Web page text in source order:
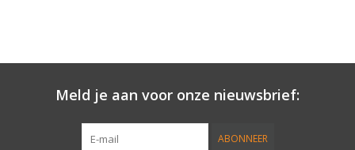
Meld je aan voor onze nieuwsbrief:
ABONNEER